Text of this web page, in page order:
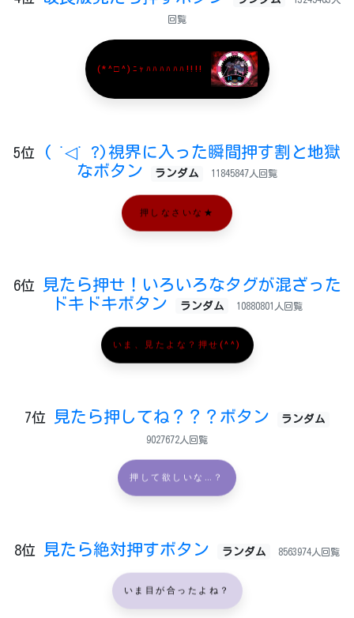
回覧
(*^□^)ﾆｬﾊﾊﾊﾊﾊﾊ!!!!
5位
( ˙◁˙ ?)視界に入った瞬間押す割と地獄
なボタン
ランダム 11845847人回覧
押しなさいな★
6位
見たら押せ！いろいろなタグが混ざった
ドキドキボタン
ランダム 10880801人回覧
いま、見たよな？押せ(^^)
7位 見たら押してね？？？ボタン ランダム
9027672人回覧
押して欲しいな…？
8位 見たら絶対押すボタン ランダム 8563974人回覧
いま目が合ったよね？